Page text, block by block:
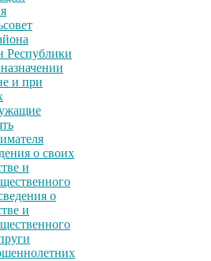
Республики
и при
о своих
и
о
и